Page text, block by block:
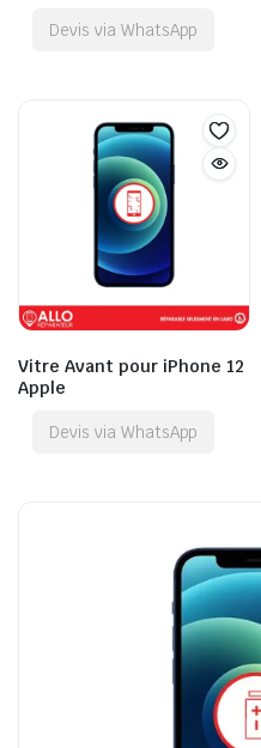
Devis via WhatsApp
Vitre Avant pour iPhone 12
Apple
Devis via WhatsApp